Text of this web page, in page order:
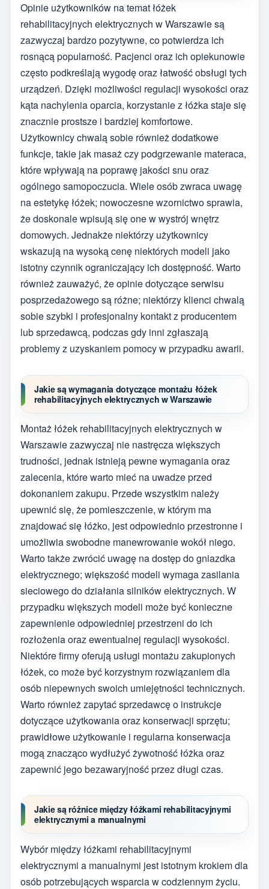
Opinie użytkowników na temat łóżek
rehabilitacyjnych elektrycznych w Warszawie są
zazwyczaj bardzo pozytywne, co potwierdza ich
rosnącą popularność. Pacjenci oraz ich opiekunowie
często podkreślają wygodę oraz łatwość obsługi tych
urządzeń. Dzięki możliwości regulacji wysokości oraz
kąta nachylenia oparcia, korzystanie z łóżka staje się
znacznie prostsze i bardziej komfortowe.
Użytkownicy chwalą sobie również dodatkowe
funkcje, takie jak masaż czy podgrzewanie materaca,
które wpływają na poprawę jakości snu oraz
ogólnego samopoczucia. Wiele osób zwraca uwagę
na estetykę łóżek; nowoczesne wzornictwo sprawia,
że doskonale wpisują się one w wystrój wnętrz
domowych. Jednakże niektórzy użytkownicy
wskazują na wysoką cenę niektórych modeli jako
istotny czynnik ograniczający ich dostępność. Warto
również zauważyć, że opinie dotyczące serwisu
posprzedażowego są różne; niektórzy klienci chwalą
sobie szybki i profesjonalny kontakt z producentem
lub sprzedawcą, podczas gdy inni zgłaszają
problemy z uzyskaniem pomocy w przypadku awarii.
Jakie są wymagania dotyczące montażu łóżek
rehabilitacyjnych elektrycznych w Warszawie
Montaż łóżek rehabilitacyjnych elektrycznych w
Warszawie zazwyczaj nie nastręcza większych
trudności, jednak istnieją pewne wymagania oraz
zalecenia, które warto mieć na uwadze przed
dokonaniem zakupu. Przede wszystkim należy
upewnić się, że pomieszczenie, w którym ma
znajdować się łóżko, jest odpowiednio przestronne i
umożliwia swobodne manewrowanie wokół niego.
Warto także zwrócić uwagę na dostęp do gniazdka
elektrycznego; większość modeli wymaga zasilania
sieciowego do działania silników elektrycznych. W
przypadku większych modeli może być konieczne
zapewnienie odpowiedniej przestrzeni do ich
rozłożenia oraz ewentualnej regulacji wysokości.
Niektóre firmy oferują usługi montażu zakupionych
łóżek, co może być korzystnym rozwiązaniem dla
osób niepewnych swoich umiejętności technicznych.
Warto również zapytać sprzedawcę o instrukcje
dotyczące użytkowania oraz konserwacji sprzętu;
prawidłowe użytkowanie i regularna konserwacja
mogą znacząco wydłużyć żywotność łóżka oraz
zapewnić jego bezawaryjność przez długi czas.
Jakie są różnice między łóżkami rehabilitacyjnymi
elektrycznymi a manualnymi
Wybór między łóżkami rehabilitacyjnymi
elektrycznymi a manualnymi jest istotnym krokiem dla
osób potrzebujących wsparcia w codziennym życiu.